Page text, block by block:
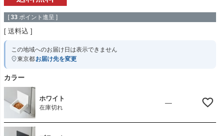
[ 33 ポイント進呈 ]
送料込
この地域へのお届け日は表示できません
東京都お届け先を変更
カラー
ホワイト
在庫切れ
—